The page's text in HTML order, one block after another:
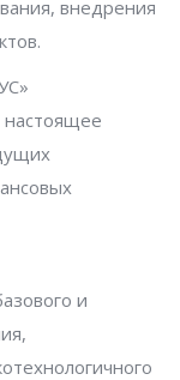
внедрения
настоящее
и